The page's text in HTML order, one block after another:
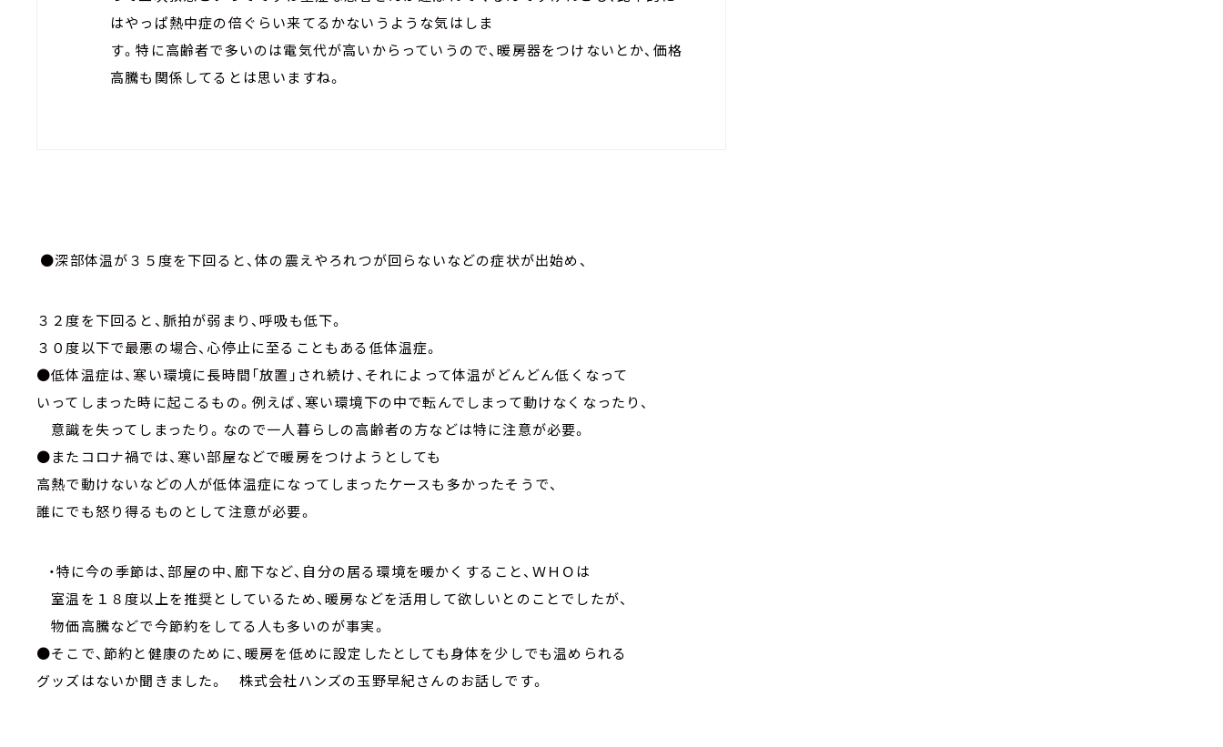
はやっぱ熱中症の倍ぐらい来てるかないうような気はしま
す。特に高齢者で多いのは電気代が高いからっていうので、暖房器をつけないとか、価格
高騰も関係してるとは思いますね。
●深部体温が３５度を下回ると、体の震えやろれつが回らないなどの症状が出始め、
３２度を下回ると、脈拍が弱まり、呼吸も低下。
３０度以下で最悪の場合、心停止に至ることもある低体温症。
●低体温症は、寒い環境に長時間「放置」され続け、それによって体温がどんどん低くなって
いってしまった時に起こるもの。例えば、寒い環境下の中で転んでしまって動けなくなったり、
意識を失ってしまったり。なので一人暮らしの高齢者の方などは特に注意が必要。
●またコロナ禍では、寒い部屋などで暖房をつけようとしても
高熱で動けないなどの人が低体温症になってしまったケースも多かったそうで、
誰にでも怒り得るものとして注意が必要。
・特に今の季節は、部屋の中、廊下など、自分の居る環境を暖かくすること、ＷＨＯは
室温を１８度以上を推奨としているため、暖房などを活用して欲しいとのことでしたが、
物価高騰などで今節約をしてる人も多いのが事実。
●そこで、節約と健康のために、暖房を低めに設定したとしても身体を少しでも温められる
グッズはないか聞きました。 株式会社ハンズの玉野早紀さんのお話しです。